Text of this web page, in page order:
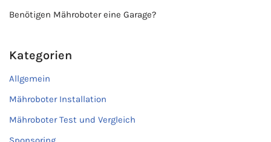
Benötigen Mähroboter eine Garage?
Kategorien
Allgemein
Mähroboter Installation
Mähroboter Test und Vergleich